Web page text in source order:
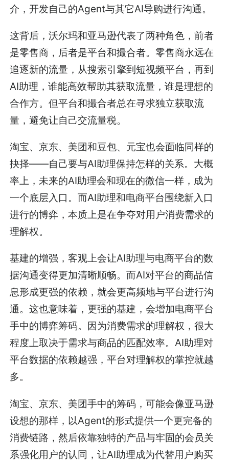
介，开发自己的Agent与其它AI导购进行沟通。
这背后，沃尔玛和亚马逊代表了两种角色，前者
是零售商，后者是平台和撮合者。零售商永远在
追逐新的流量，从搜索引擎到短视频平台，再到
AI助理，谁能高效帮助其获取流量，谁是理想的
合作方。但平台和撮合者总在寻求独立获取流
量，避免让自己交流量税。
淘宝、京东、美团和豆包、元宝也会面临同样的
抉择——自己要与AI助理保持怎样的关系。大概
率上，未来的AI助理会和现在的微信一样，成为
一个底层入口。而AI助理和电商平台围绕新入口
进行的博弈，本质上是在争夺对用户消费需求的
理解权。
基建的增强，客观上会让AI助理与电商平台的数
据沟通变得更加清晰顺畅。而AI对平台的商品信
息形成更强的依赖，就会更高频地与平台进行沟
通。这也意味着，更强的基建，会增加电商平台
手中的博弈筹码。因为消费需求的理解权，很大
程度上取决于需求与商品的匹配效率。AI助理对
平台数据的依赖越强，平台对理解权的掌控就越
多。
淘宝、京东、美团手中的筹码，可能会像亚马逊
设想的那样，以Agent的形式提供一个更完备的
消费链路，然后依靠独特的产品与牢固的会员关
系强化用户的认同，让AI助理成为代替用户购买